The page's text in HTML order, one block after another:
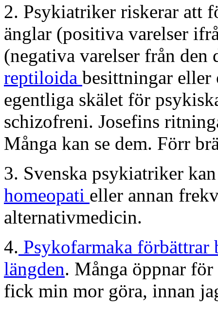
2. Psykiatriker riskerar att
änglar (positiva varelser
(negativa varelser från
reptiloida besittningar eller
egentliga skälet för
schizofreni. Josefins
Många kan se dem. Förr
3. Svenska psykiatriker
homeopati eller annan
alternativmedicin.
4. Psykofarmaka
längden. Många öppnar för
fick min mor göra, innan